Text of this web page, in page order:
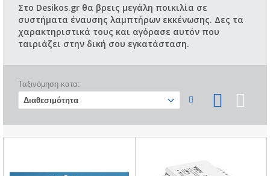
Στο Desikos.gr θα βρεις μεγάλη ποικιλία σε
συστήματα έναυσης λαμπτήρων εκκένωσης. Δες τα
χαρακτηριστικά τους και αγόρασε αυτόν που
ταιριάζει στην δική σου εγκατάσταση.
Ταξινόμηση κατα: